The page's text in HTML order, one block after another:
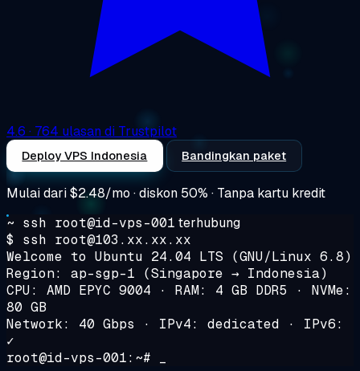
4.6 · 764 ulasan di Trustpilot
Deploy VPS Indonesia Bandingkan paket
Mulai dari$2.48/mo · diskon 50% · Tanpa kartu kredit
~ ssh root@id-vps-001 terhubung
$ ssh root@103.xx.xx.xx
Welcome to Ubuntu 24.04 LTS (GNU/Linux 6.8)
Region: ap-sgp-1 (Singapore → Indonesia)
CPU: AMD EPYC 9004 · RAM: 4 GB DDR5 · NVMe:
80 GB
Network: 40 Gbps · IPv4: dedicated · IPv6:
✓
root@id-vps-001:~# _